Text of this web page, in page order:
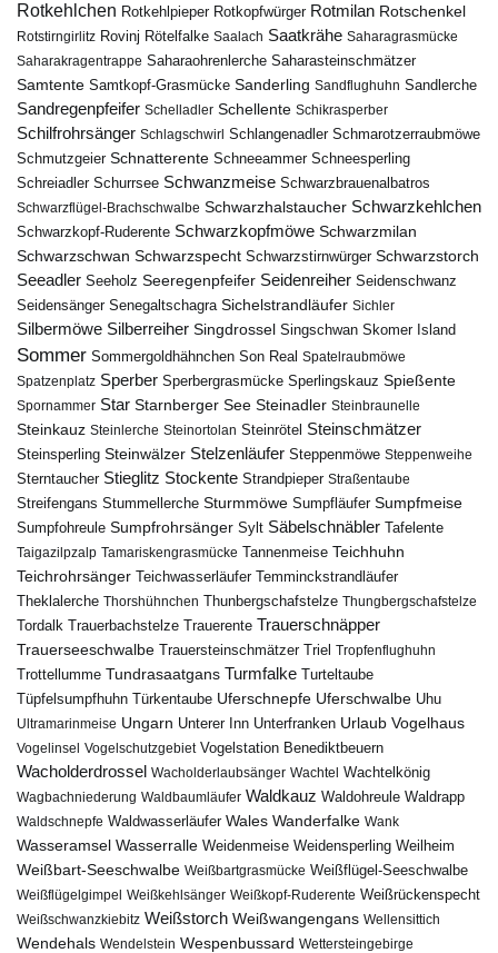
Rotkehlchen Rotkehlpieper Rotkopfwürger Rotmilan Rotschenkel
Rotstirngirlitz Rovinj Rötelfalke Saalach Saatkrähe Saharagrasmücke
Saharakragentrappe Saharaohrenlerche Saharasteinschmätzer
Samtente Samtkopf-Grasmücke Sanderling Sandflughuhn Sandlerche
Sandregenpfeifer Schelladler Schellente Schikrasperber
Schilfrohrsänger Schlagschwirl Schlangenadler Schmarotzerraubmöwe
Schmutzgeier Schnatterente Schneeammer Schneesperling
Schreiadler Schurrsee Schwanzmeise Schwarzbrauenalbatros
Schwarzflügel-Brachschwalbe Schwarzhalstaucher Schwarzkehlchen
Schwarzkopf-Ruderente Schwarzkopfmöwe Schwarzmilan
Schwarzschwan Schwarzspecht Schwarzstirnwürger Schwarzstorch
Seeadler Seeholz Seeregenpfeifer Seidenreiher Seidenschwanz
Seidensänger Senegaltschagra Sichelstrandläufer Sichler
Silbermöwe Silberreiher Singdrossel Singschwan Skomer Island
Sommer Sommergoldhähnchen Son Real Spatelraubmöwe
Spatzenplatz Sperber Sperbergrasmücke Sperlingskauz Spießente
Spornammer Star Starnberger See Steinadler Steinbraunelle
Steinkauz Steinlerche Steinortolan Steinrötel Steinschmätzer
Steinsperling Steinwälzer Stelzenläufer Steppenmöwe Steppenweihe
Sterntaucher Stieglitz Stockente Strandpieper Straßentaube
Streifengans Stummellerche Sturmmöwe Sumpfläufer Sumpfmeise
Sumpfohreule Sumpfrohrsänger Sylt Säbelschnäbler Tafelente
Taigazilpzalp Tamariskengrasmücke Tannenmeise Teichhuhn
Teichrohrsänger Teichwasserläufer Temminckstrandläufer
Theklalerche Thorshühnchen Thunbergschafstelze Thungbergschafstelze
Tordalk Trauerbachstelze Trauerente Trauerschnäpper
Trauerseeschwalbe Trauersteinschmätzer Triel Tropfenflughuhn
Trottellumme Tundrasaatgans Turmfalke Turteltaube
Tüpfelsumpfhuhn
Türkentaube Uferschnepfe Uferschwalbe Uhu
Ultramarinmeise Ungarn Unterer Inn Unterfranken Urlaub Vogelhaus
Vogelinsel Vogelschutzgebiet Vogelstation Benediktbeuern
Wacholderdrossel Wacholderlaubsänger Wachtel Wachtelkönig
Wagbachniederung Waldbaumläufer Waldkauz Waldohreule Waldrapp
Waldschnepfe Waldwasserläufer Wales Wanderfalke Wank
Wasseramsel Wasserralle Weidenmeise Weidensperling Weilheim
Weißbart-Seeschwalbe Weißbartgrasmücke Weißflügel-Seeschwalbe
Weißflügelgimpel Weißkehlsänger Weißkopf-Ruderente Weißrückenspecht
Weißschwanzkiebitz Weißstorch Weißwangengans Wellensittich
Wendehals Wendelstein Wespenbussard Wettersteingebirge